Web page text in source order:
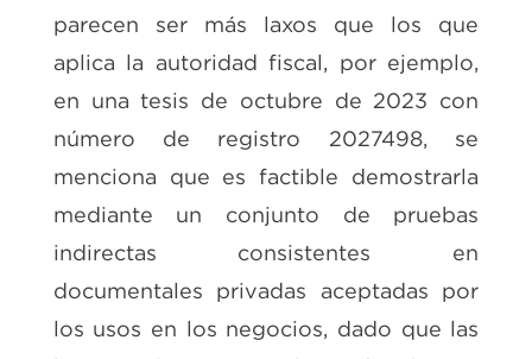
parecen ser más laxos que los que
aplica la autoridad fiscal, por ejemplo,
en una tesis de octubre de 2023 con
número de registro 2027498, se
menciona que es factible demostrarla
mediante un conjunto de pruebas
indirectas consistentes en
documentales privadas aceptadas por
los usos en los negocios, dado que las